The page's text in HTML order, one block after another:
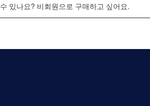
있나요? 비회원으로 구매하고 싶어요.